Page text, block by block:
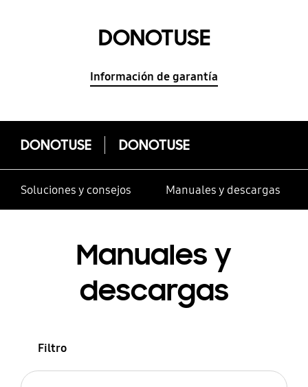
DONOTUSE
Información de garantía
DONOTUSE DONOTUSE
Soluciones y consejos Manuales y descargas
Manuales y
descargas
Filtro